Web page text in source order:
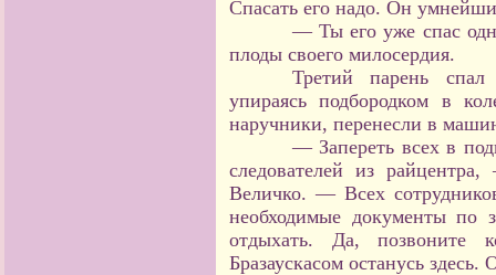
Спасать его надо. Он
— Ты его уже спас
плоды своего милосердия.
Третий парень
упираясь подбородком в
наручники, перенесли в
— Запереть всех в
следователей из
Величко. — Всех
необходимые документы по
отдыхать. Да,
Бразаускасом останусь здесь.